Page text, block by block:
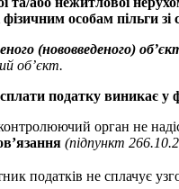
особам пільги
(нововведеного)
об’єкт.
податку виникає у
орган не
(підпункт
податків не сплачує